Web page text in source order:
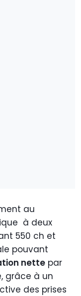
au
à deux
550 ch et
pouvant
nette par
grâce à un
des prises